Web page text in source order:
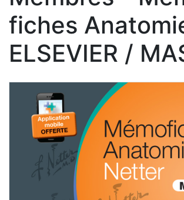
fiches
ELSEVIER /